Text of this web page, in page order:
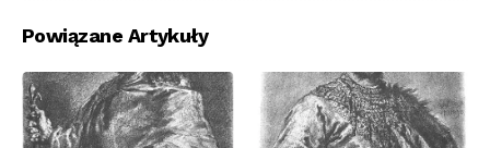
Powiązane Artykuły